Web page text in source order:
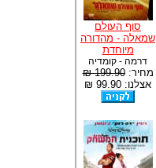
סוף העולם
שמאלה - מהדורה
מיוחדת
דרמה - קומדיה
מחיר:199.90 ₪
אצלנו: 99.90 ₪